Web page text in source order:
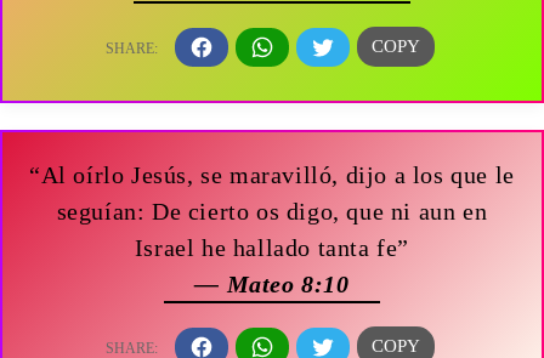
“Al oírlo Jesús, se maravilló, dijo a los que le
seguían: De cierto os digo, que ni aun en
Israel he hallado tanta fe”
— Mateo 8:10